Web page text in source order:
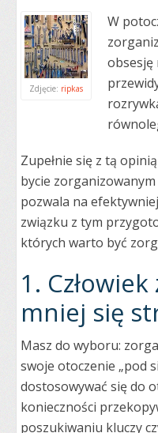
Zdjęcie: ripkas
W
obsesję
Zupełnie się z tą
bycie
pozwala na
związku z tym
których warto być
1.
mniej się
Masz do wyboru:
swoje otoczenie „pod
dostosowywać się do
konieczności
poszukiwaniu kluczy